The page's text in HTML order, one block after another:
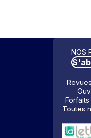
NOS
Toutes